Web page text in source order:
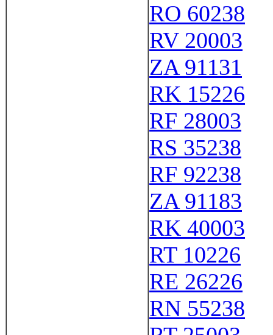
RO 60238
RV 20003
ZA 91131
RK 15226
RF 28003
RS 35238
RF 92238
ZA 91183
RK 40003
RT 10226
RE 26226
RN 55238